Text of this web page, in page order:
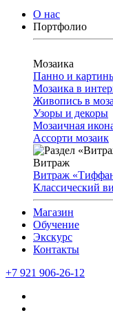
О нас
Портфолио
Мозаика
Панно и
Мозаика в
Живопись в
Узоры и декоры
Мозаичная
Ассорти мозаик
Витраж
Витраж
Классический
Магазин
Обучение
Экскурс
Контакты
+7 921 906-26-12